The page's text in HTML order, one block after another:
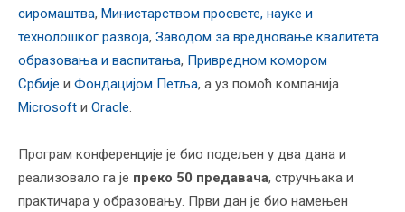
сиромаштва, Министарством просвете, науке и
технолошког развоја, Заводом за вредновање квалитета
образовања и васпитања, Привредном комором
Србије и Фондацијом Петља, а уз помоћ компанија
Microsoft и Oracle.
Програм конференције је био подељен у два дана и
реализовало га је преко 50 предавача, стручњака и
практичара у образовању. Први дан је био намењен